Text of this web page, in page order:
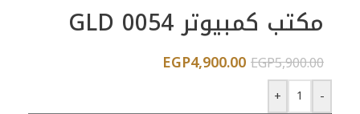
مكتب كمبيوتر GLD 0054
EGP5,900.00
EGP4,900.00
-
+